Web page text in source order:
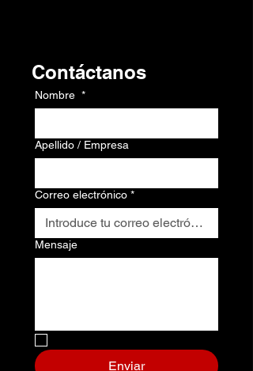
Contacto
Nombre *
Apellido / Empresa
Correo electrónico *
Mensaje
Enviar
Contáctanos